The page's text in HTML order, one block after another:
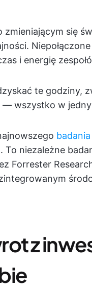
zmieniającym się
i energię
te godziny,
wszystko w
. To niezależne
Forrester
z